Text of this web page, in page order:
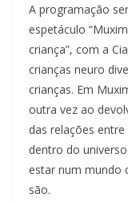
A programação
espetáculo
criança”, com a
crianças neuro
crianças. Em
outra vez ao
das relações
dentro do
estar num mundo
são.